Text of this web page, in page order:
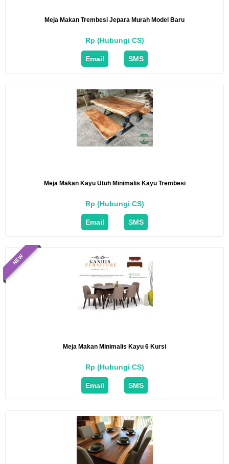
Meja Makan Trembesi Jepara Murah Model Baru
Rp (Hubungi CS)
Email SMS
Meja Makan Kayu Utuh Minimalis Kayu Trembesi
Rp (Hubungi CS)
Email SMS
NEW
Meja Makan Minimalis Kayu 6 Kursi
Rp (Hubungi CS)
Email SMS